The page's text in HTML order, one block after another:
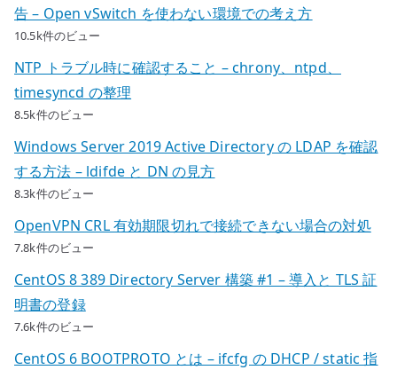
告 – Open vSwitch を使わない環境での考え方
10.5k件のビュー
NTP トラブル時に確認すること – chrony、ntpd、
timesyncd の整理
8.5k件のビュー
Windows Server 2019 Active Directory の LDAP を確認
する方法 – ldifde と DN の見方
8.3k件のビュー
OpenVPN CRL 有効期限切れで接続できない場合の対処
7.8k件のビュー
CentOS 8 389 Directory Server 構築 #1 – 導入と TLS 証
明書の登録
7.6k件のビュー
CentOS 6 BOOTPROTO とは – ifcfg の DHCP / static 指